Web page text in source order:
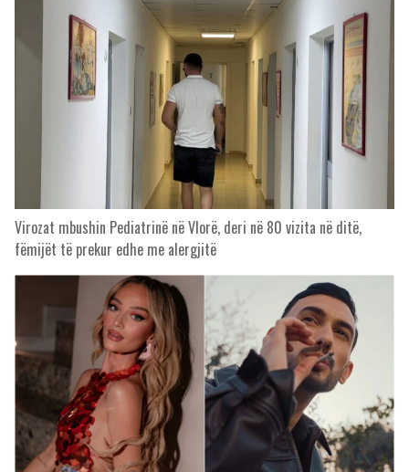
Virozat mbushin Pediatrinë në Vlorë, deri në 80 vizita në ditë,
fëmijët të prekur edhe me alergjitë